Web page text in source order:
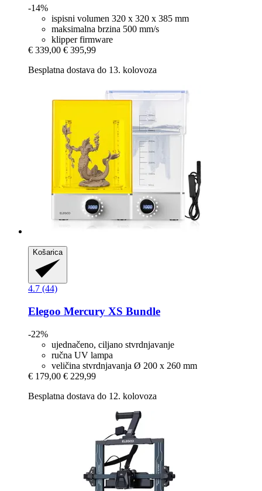
-14%
ispisni volumen 320 x 320 x 385 mm
maksimalna brzina 500 mm/s
klipper firmware
€ 339,00 € 395,99
Besplatna dostava do 13. kolovoza
Košarica
4.7 (44)
Elegoo Mercury XS Bundle
-22%
ujednačeno, ciljano stvrdnjavanje
ručna UV lampa
veličina stvrdnjavanja Ø 200 x 260 mm
€ 179,00 € 229,99
Besplatna dostava do 12. kolovoza